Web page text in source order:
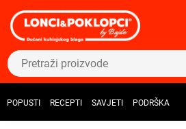
POPUSTI RECEPTI SAVJETI PODRŠKA